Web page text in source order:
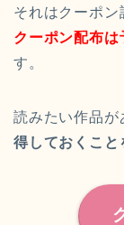
それはクーポ
クーポン配布は
す。
読みたい作品が
得しておくこと